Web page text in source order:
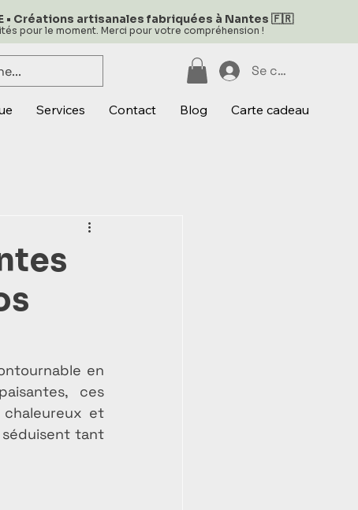
• Créations artisanales fabriquées à Nantes 🇫🇷
pour le moment. Merci pour votre compréhension !
Se connecter
Services Contact Blog Carte cadeau
en
ces
et
tant